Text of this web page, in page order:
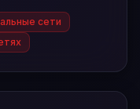
сети